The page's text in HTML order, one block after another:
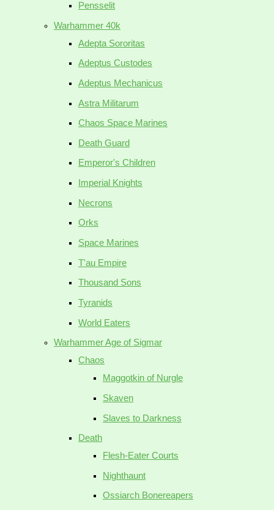
Pensselit
Warhammer 40k
Adepta Sororitas
Adeptus Custodes
Adeptus Mechanicus
Astra Militarum
Chaos Space Marines
Death Guard
Emperor's Children
Imperial Knights
Necrons
Orks
Space Marines
T'au Empire
Thousand Sons
Tyranids
World Eaters
Warhammer Age of Sigmar
Chaos
Maggotkin of Nurgle
Skaven
Slaves to Darkness
Death
Flesh-Eater Courts
Nighthaunt
Ossiarch Bonereapers